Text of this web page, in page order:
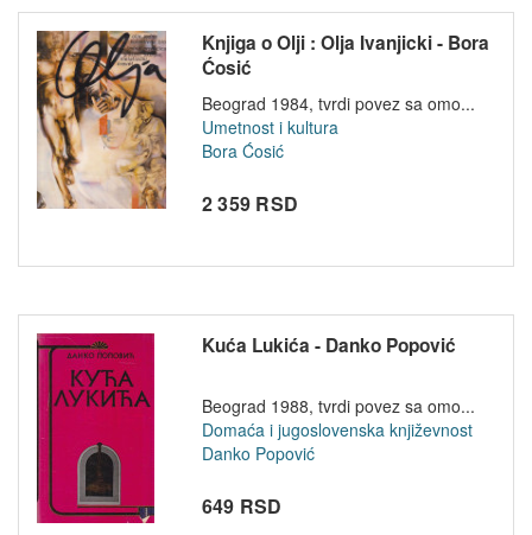
Knjiga o Olji : Olja Ivanjicki - Bora
Ćosić
Beograd 1984, tvrdi povez sa omo...
Umetnost i kultura
Bora Ćosić
2 359 RSD
Kuća Lukića - Danko Popović
Beograd 1988, tvrdi povez sa omo...
Domaća i jugoslovenska književnost
Danko Popović
649 RSD